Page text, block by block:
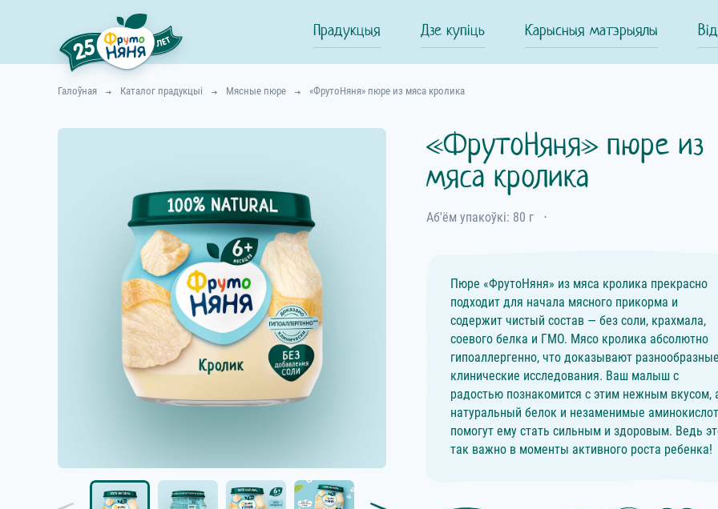
Прадукцыя Дзе купіць Карысныя матэрыялы
Галоўная Каталог прадукцыі Мясные пюре «ФрутоНяня» пюре из мяса кролика
«ФрутоНяня» пюре из
мяса кролика
Аб'ём упакоўкі: 80 г ⋅
Пюре «ФрутоНяня» из мяса кролика прекрасно
подходит для начала мясного прикорма и
содержит чистый состав — без соли, крахмала,
соевого белка и ГМО. Мясо кролика абсолютно
гипоаллергенно, что доказывают разнообразные
клинические исследования. Ваш малыш с
радостью познакомится с этим нежным вкусом,
натуральный белок и незаменимые
помогут ему стать сильным и здоровым. Ведь
так важно в моменты активного роста ребенка!